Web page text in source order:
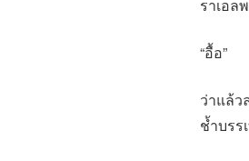
ราเอล
“อื้อ”
ว่าแล้ว
ช้ำบรร